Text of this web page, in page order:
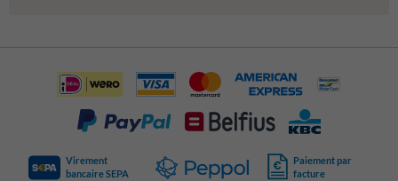
Virement
bancaire SEPA
Paiement par
facture